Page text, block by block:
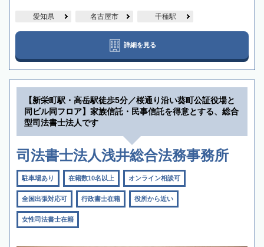
愛知県 名古屋市 千種駅
詳細を見る
【新栄町駅・高岳駅徒歩5分／桜通り沿い葵町公証役場と
同ビル同フロア】家族信託・民事信託を得意とする、総合
型司法書士法人です
司法書士法人浅井総合法務事務所
駐車場あり 在籍数10名以上 オンライン相談可
全国出張対応可 行政書士在籍 役所から近い
女性司法書士在籍